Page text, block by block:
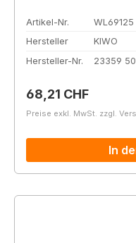
Artikel-Nr.
WL69125
Hersteller
KIWO
Hersteller-Nr.
23359
Regulärer Preis:
68,21 CHF
Preise exkl. MwSt. zzgl.
In